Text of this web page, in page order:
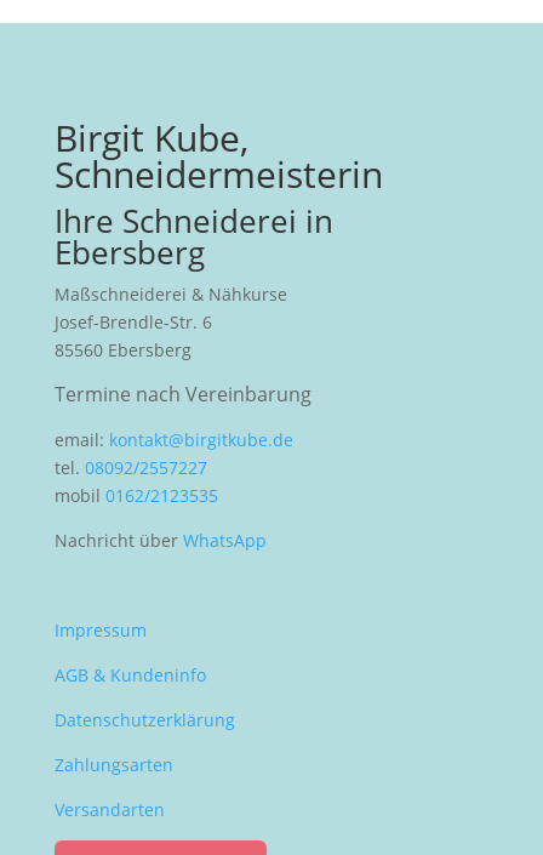
Birgit Kube,
Schneidermeisterin
Ihre Schneiderei in
Ebersberg
Maßschneiderei & Nähkurse
Josef-Brendle-Str. 6
85560 Ebersberg
Termine nach Vereinbarung
email: kontakt@birgitkube.de
tel. 08092/2557227
mobil 0162/2123535
Nachricht über WhatsApp
Impressum
AGB & Kundeninfo
Datenschutzerklärung
Zahlungsarten
Versandarten